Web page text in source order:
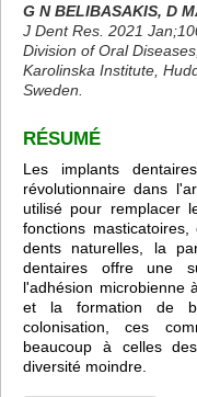
G N BELIBASAKIS, D
J Dent Res. 2021
Division of Oral
Karolinska Institute,
Sweden.
RÉSUMÉ
Les implants
révolutionnaire dans
utilisé pour remplacer
fonctions
dents naturelles, la
dentaires offre une
l'adhésion microbienne
et la formation de
colonisation, ces
beaucoup à celles
diversité moindre.